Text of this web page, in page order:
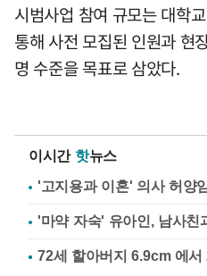
시범사업 참여 규모는 대학
통해 사전 모집된 인원과 현
명 수준을 목표로 삼았다.
이시간 핫뉴스
'고지용과 이혼' 의사 허양
'마약 자숙' 유아인, 남사친